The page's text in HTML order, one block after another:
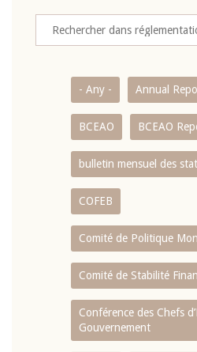
- Any - Annual
BCEAO BCEAO
bulletin mensuel des
COFEB
Comité de Politique
Comité de Stabilité
Conférence des Chefs
Gouvernement